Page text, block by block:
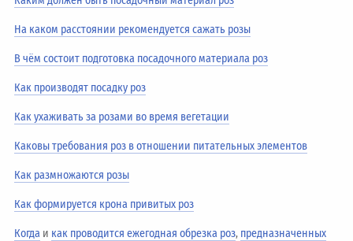
На каком расстоянии рекомендуется сажать розы
В чём состоит подготовка посадочного материала роз
Как производят посадку роз
Как ухаживать за розами во время вегетации
Каковы требования роз в отношении питательных элементов
Как размножаются розы
Как формируется крона привитых роз
Когда и как проводится ежегодная обрезка роз, предназначенных